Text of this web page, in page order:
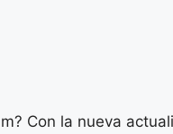
Con la nueva